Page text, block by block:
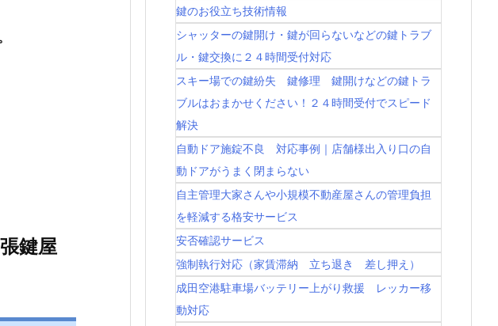
鍵屋
鍵のお役立ち技術情報
シャッターの鍵開け・鍵が回らないなどの鍵トラブ
ル・鍵交換に２４時間受付対応
スキー場での鍵紛失 鍵修理 鍵開けなどの鍵トラ
ブルはおまかせください！２４時間受付でスピード
解決
自動ドア施錠不良 対応事例｜店舗様出入り口の自
動ドアがうまく閉まらない
自主管理大家さんや小規模不動産屋さんの管理負担
を軽減する格安サービス
安否確認サービス
強制執行対応（家賃滞納 立ち退き 差し押え）
成田空港駐車場バッテリー上がり救援 レッカー移
動対応